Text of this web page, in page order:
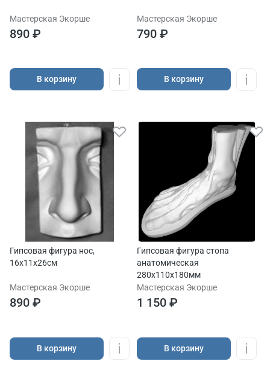
Мастерская Экорше
890 ₽
В корзину
Мастерская Экорше
790 ₽
В корзину
Гипсовая фигура нос,
16х11х26см
Мастерская Экорше
890 ₽
В корзину
Гипсовая фигура стопа
анатомическая
280х110х180мм
Мастерская Экорше
1 150 ₽
В корзину